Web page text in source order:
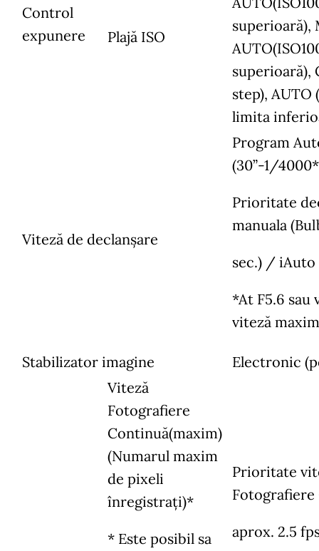
Control
expunere
Plajă ISO
superioară),
superioară),
step), AUTO
limita
Viteză de declanșare
Program
(30”-1/
Prioritate
manuala
sec.) / iAuto
*At F5.6 sau
viteză
Stabilizator imagine Electronic
Viteză
Fotografiere
Continuă(maxim)
(Numarul maxim
de pixeli
înregistrați)*
* Este posibil sa
Prioritate
Fotografiere
aprox. 2.5